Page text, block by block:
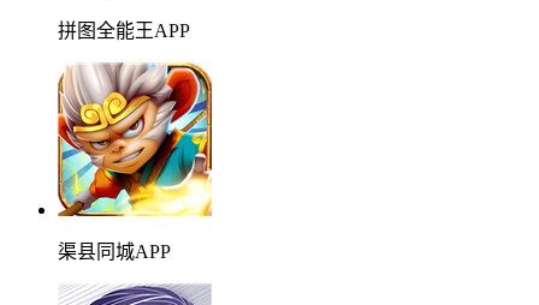
拼图全能王APP
渠县同城APP